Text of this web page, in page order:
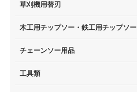
草刈機用替刃
木工用チップソー・鉄工用チップソー
チェーンソー用品
工具類